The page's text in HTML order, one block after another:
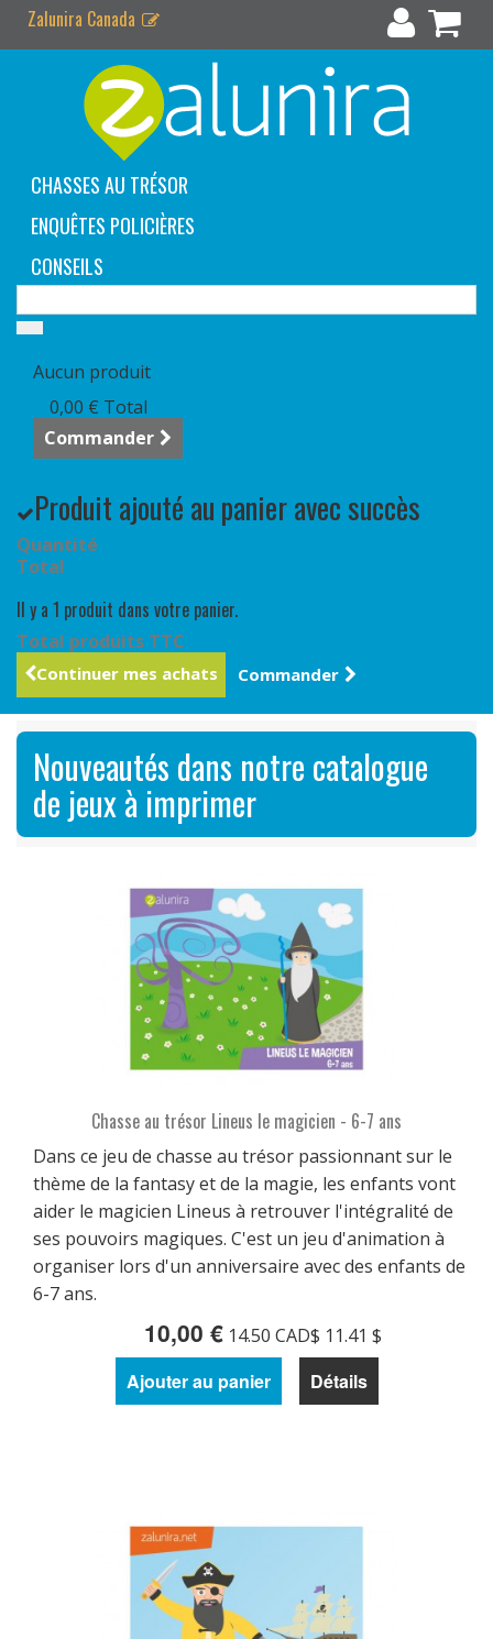
Zalunira Canada
CHASSES AU TRÉSOR
ENQUÊTES POLICIÈRES
CONSEILS
Aucun produit
0,00 € Total
Commander
Produit ajouté au panier avec succès
Quantité
Total
Il y a 1 produit dans votre panier.
Total produits TTC
Continuer mes achats Commander
Nouveautés dans notre catalogue
de jeux à imprimer
Chasse au trésor Lineus le magicien - 6-7 ans
Dans ce jeu de chasse au trésor passionnant sur le
thème de la fantasy et de la magie, les enfants vont
aider le magicien Lineus à retrouver l'intégralité de
ses pouvoirs magiques. C'est un jeu d'animation à
organiser lors d'un anniversaire avec des enfants de
6-7 ans.
10,00 € 14.50 CAD$ 11.41 $
Ajouter au panier Détails